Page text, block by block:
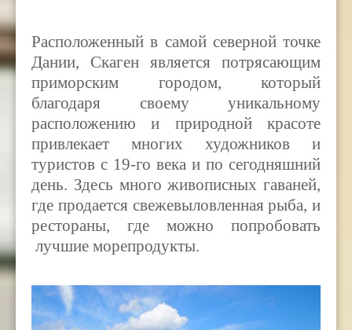
Расположенный в самой северной точке
Дании, Скаген является потрясающим
приморским городом, который
благодаря своему уникальному
расположению и природной красоте
привлекает многих художников и
туристов с 19-го века и по сегодняшний
день. Здесь много живописных гаваней,
где продается свежевыловленная рыба, и
рестораны, где можно попробовать
лучшие морепродукты.